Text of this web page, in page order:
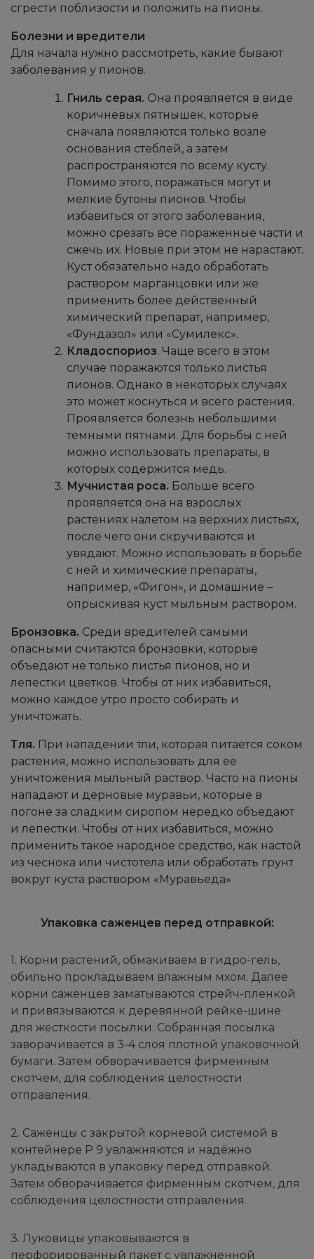
сгрести поблизости и положить на пионы.
Болезни и вредители
Для начала нужно рассмотреть, какие бывают
заболевания у пионов.
Гниль серая. Она проявляется в виде
коричневых пятнышек, которые
сначала появляются только возле
основания стеблей, а затем
распространяются по всему кусту.
Помимо этого, поражаться могут и
мелкие бутоны пионов. Чтобы
избавиться от этого заболевания,
можно срезать все пораженные части и
сжечь их. Новые при этом не нарастают.
Куст обязательно надо обработать
раствором марганцовки или же
применить более действенный
химический препарат, например,
«Фундазол» или «Сумилекс».
Кладоспориоз. Чаще всего в этом
случае поражаются только листья
пионов. Однако в некоторых случаях
это может коснуться и всего растения.
Проявляется болезнь небольшими
темными пятнами. Для борьбы с ней
можно использовать препараты, в
которых содержится медь.
Мучнистая роса. Больше всего
проявляется она на взрослых
растениях налетом на верхних листьях,
после чего они скручиваются и
увядают. Можно использовать в борьбе
с ней и химические препараты,
например, «Фигон», и домашние –
опрыскивая куст мыльным раствором.
Бронзовка. Среди вредителей самыми
опасными считаются бронзовки, которые
объедают не только листья пионов, но и
лепестки цветков. Чтобы от них избавиться,
можно каждое утро просто собирать и
уничтожать.
Тля. При нападении тли, которая питается соком
растения, можно использовать для ее
уничтожения мыльный раствор. Часто на пионы
нападают и дерновые муравьи, которые в
погоне за сладким сиропом нередко объедают
и лепестки. Чтобы от них избавиться, можно
применить такое народное средство, как настой
из чеснока или чистотела или обработать грунт
вокруг куста раствором «Муравьеда»
Упаковка саженцев перед отправкой:
1. Корни растений, обмакиваем в гидро-гель,
обильно прокладываем влажным мхом. Далее
корни саженцев заматываются стрейч-пленкой
и привязываются к деревянной рейке-шине
для жесткости посылки. Собранная посылка
заворачивается в 3-4 слоя плотной упаковочной
бумаги. Затем обворачивается фирменным
скотчем, для соблюдения целостности
отправления.
2. Саженцы с закрытой корневой системой в
контейнере Р 9 увлажняются и надёжно
укладываются в упаковку перед отправкой.
Затем обворачивается фирменным скотчем, для
соблюдения целостности отправления.
3. Луковицы упаковываются в
перфорированный пакет с увлажненной